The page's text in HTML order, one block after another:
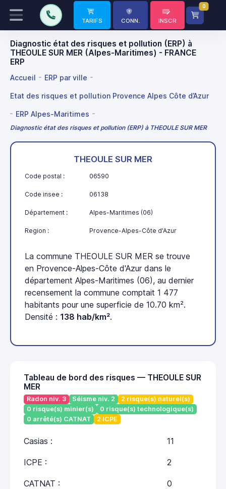
TARIFS CONN. INSCR
0
Diagnostic état des risques et pollution (ERP) à
THEOULE SUR MER (Alpes-Maritimes) - FRANCE
ERP
Accueil ERP par ville
Etat des risques et pollution Provence Alpes Côte d’Azur
ERP Alpes-Maritimes
Diagnostic état des risques et pollution (ERP) à THEOULE SUR MER
THEOULE SUR MER
Code postal : 06590
Code insee : 06138
Département : Alpes-Maritimes (06)
Region : Provence-Alpes-Côte d'Azur
La commune THEOULE SUR MER se trouve
en Provence-Alpes-Côte d'Azur dans le
département Alpes-Maritimes (06), au dernier
recensement la commune comptait 1 477
habitants pour une superficie de 10.70 km².
Densité : 138 hab/km².
Tableau de bord des risques — THEOULE SUR
MER
Radon niv. 3 Séisme niv. 2
2 risque(s) naturel(s)
0 risque(s) minier(s)
0 risque(s) technologique(s)
0 arrêté(s) CATNAT
2 ICPE
Casias : 11
ICPE : 2
CATNAT : 0